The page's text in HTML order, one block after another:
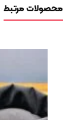
محصولات مرتبط